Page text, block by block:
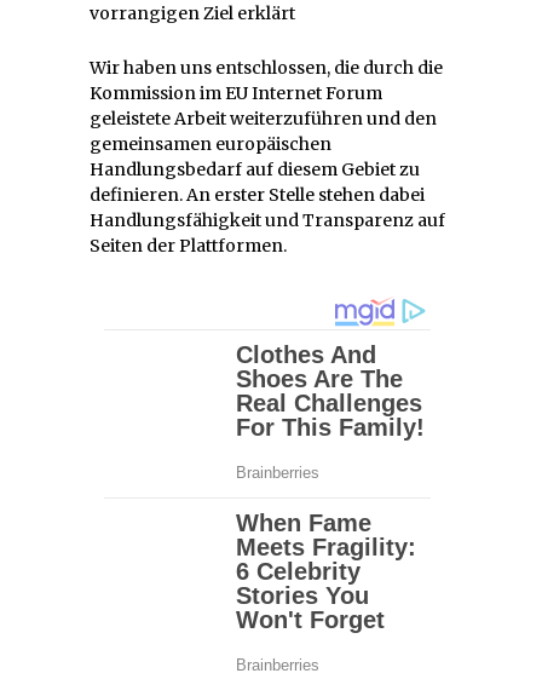
vorrangigen Ziel erklärt
Wir haben uns entschlossen, die durch die
Kommission im EU Internet Forum
geleistete Arbeit weiterzuführen und den
gemeinsamen europäischen
Handlungsbedarf auf diesem Gebiet zu
definieren. An erster Stelle stehen dabei
Handlungsfähigkeit und Transparenz auf
Seiten der Plattformen.